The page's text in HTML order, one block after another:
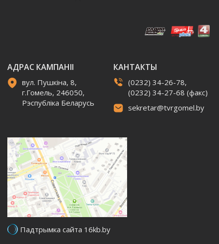
АДРАС КАМПАНІІ
вул. Пушкіна, 8,
г.Гомель, 246050,
Рэспубліка Беларусь
КАНТАКТЫ
(0232) 34-26-78,
(0232) 34-27-68 (факс)
sekretar@tvrgomel.by
Падтрымка сайта 16kb.by